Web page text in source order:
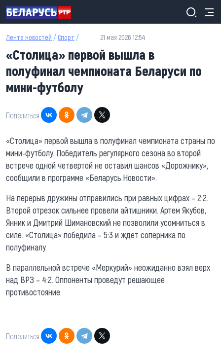
Перейти к основному содержанию
Лента новостей / Спорт / 21 мая 2026 12:54
«Столица» первой вышла в
полуфинал чемпионата Беларуси по
мини-футболу
Поделиться:
«Столица» первой вышла в полуфинал чемпионата страны по
мини-футболу. Победитель регулярного сезона во второй
встрече одной четвертой не оставил шансов «Дорожнику»,
сообщили в программе «Беларусь.Новости».
На перерыв дружины отправились при равных цифрах – 2:2.
Второй отрезок сильнее провели айтишники. Артем Якубов,
Янник и Дмитрий Шимановский не позволили усомниться в
силе. «Столица» победила – 5:3 и ждет соперника по
полуфиналу.
В параллельной встрече «Меркурий» неожиданно взял верх
над ВРЗ – 4:2. Оппоненты проведут решающее
противостояние.
Поделиться: